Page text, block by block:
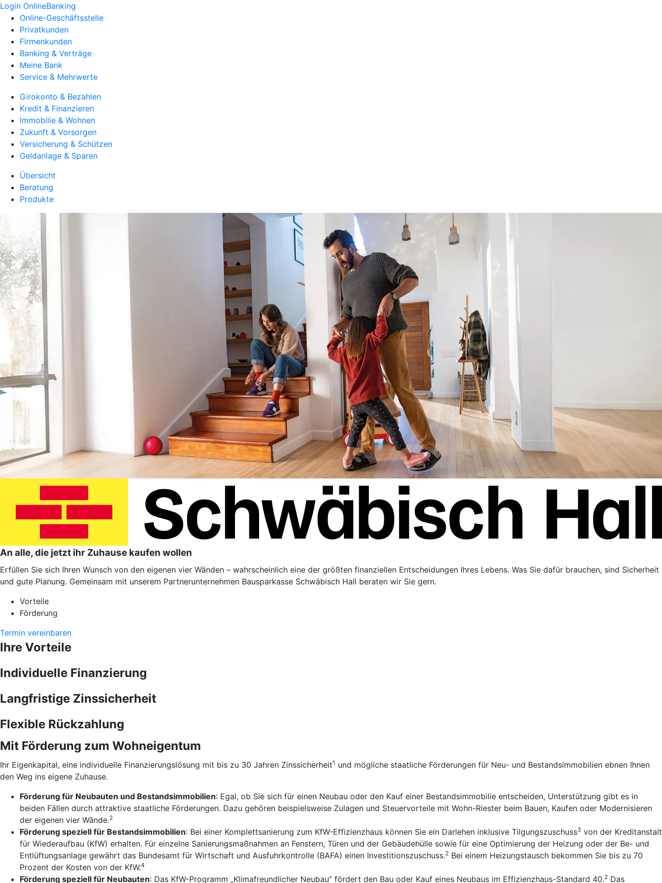
Login OnlineBanking
Online-Geschäftsstelle
Privatkunden
Firmenkunden
Banking & Verträge
Meine Bank
Service & Mehrwerte
Girokonto & Bezahlen
Kredit & Finanzieren
Immobilie & Wohnen
Zukunft & Vorsorgen
Versicherung & Schützen
Geldanlage & Sparen
Übersicht
Beratung
Produkte
An alle, die jetzt ihr Zuhause kaufen wollen
Erfüllen Sie sich Ihren Wunsch von den eigenen vier Wänden – wahrscheinlich eine der größten finanziellen Entscheidungen Ihres Lebens. Was Sie dafür brauchen, sind Sicherheit
und gute Planung. Gemeinsam mit unserem Partnerunternehmen Bausparkasse Schwäbisch Hall beraten wir Sie gern.
Vorteile
Förderung
Termin vereinbaren
Ihre Vorteile
Individuelle Finanzierung
Langfristige Zinssicherheit
Flexible Rückzahlung
Mit Förderung zum Wohneigentum
Ihr Eigenkapital, eine individuelle Finanzierungslösung mit bis zu 30 Jahren Zinssicherheit1 und mögliche staatliche Förderungen für Neu- und Bestandsimmobilien ebnen Ihnen
den Weg ins eigene Zuhause.
Förderung für Neubauten und Bestandsimmobilien: Egal, ob Sie sich für einen Neubau oder den Kauf einer Bestandsimmobilie entscheiden, Unterstützung gibt es in
beiden Fällen durch attraktive staatliche Förderungen. Dazu gehören beispielsweise Zulagen und Steuervorteile mit Wohn-Riester beim Bauen, Kaufen oder Modernisieren
der eigenen vier Wände.2
Förderung speziell für Bestandsimmobilien: Bei einer Komplettsanierung zum KfW-Effizienzhaus können Sie ein Darlehen inklusive Tilgungszuschuss3 von der Kreditanstalt
für Wiederaufbau (KfW) erhalten. Für einzelne Sanierungsmaßnahmen an Fenstern, Türen und der Gebäudehülle sowie für eine Optimierung der Heizung oder der Be- und
Entlüftungsanlage gewährt das Bundesamt für Wirtschaft und Ausfuhrkontrolle (BAFA) einen Investitionszuschuss.2 Bei einem Heizungstausch bekommen Sie bis zu 70
Prozent der Kosten von der KfW.4
Förderung speziell für Neubauten: Das KfW-Programm „Klimafreundlicher Neubau” fördert den Bau oder Kauf eines Neubaus im Effizienzhaus-Standard 40.2 Das